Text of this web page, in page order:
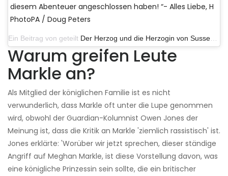
diesem Abenteuer angeschlossen haben! “- Alles Liebe, H
PhotoPA / Doug Peters
Ein Beitrag von geteilt Der Herzog und die Herzogin von Sussex
Warum greifen Leute
Markle an?
Als Mitglied der königlichen Familie ist es nicht
verwunderlich, dass Markle oft unter die Lupe genommen
wird, obwohl der Guardian-Kolumnist Owen Jones der
Meinung ist, dass die Kritik an Markle 'ziemlich rassistisch' ist.
Jones erklärte: 'Worüber wir jetzt sprechen, dieser ständige
Angriff auf Meghan Markle, ist diese Vorstellung davon, was
eine königliche Prinzessin sein sollte, die ein britischer